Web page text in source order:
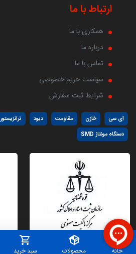
ارتباط با ما
همکاری با ما
درباره ما
تماس با ما
سیاست حریم خصوصی
شرایط ثبت سفارش
آی سی خازن مقاومت دیود ترانزیستور
دستگاه مونتاژ SMD
خانه محصولات سبد خرید